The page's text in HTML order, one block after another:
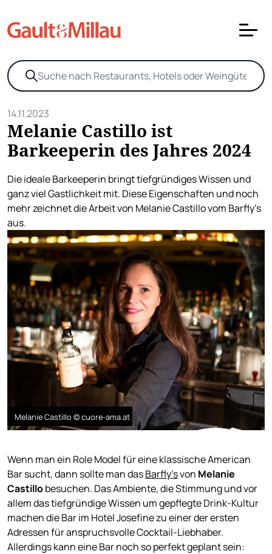
14.11.2023
Melanie Castillo ist
Barkeeperin des Jahres 2024
Die ideale Barkeeperin bringt tiefgründiges Wissen und
ganz viel Gastlichkeit mit. Diese Eigenschaften und noch
mehr zeichnet die Arbeit von Melanie Castillo vom Barfly's
aus.
Melanie Castillo © cuore-ama.at
Wenn man ein Role Model für eine klassische American
Bar sucht, dann sollte man dasBarfly’svon Melanie
Castillobesuchen. Das Ambiente, die Stimmung und vor
allem das tiefgründige Wissen um gepflegte Drink-Kultur
machen die Bar im Hotel Josefine zu einer der ersten
Adressen für anspruchsvolle Cocktail-Liebhaber.
Allerdings kann eine Bar noch so perfekt geplant sein: